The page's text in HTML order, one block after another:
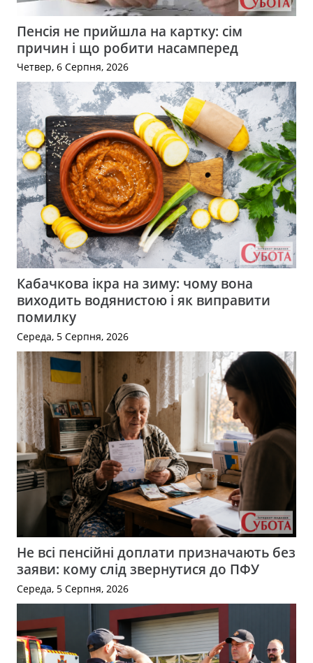
Пенсія не прийшла на картку: сім
причин і що робити насамперед
Четвер, 6 Серпня, 2026
Кабачкова ікра на зиму: чому вона
виходить водянистою і як виправити
помилку
Середа, 5 Серпня, 2026
Не всі пенсійні доплати призначають без
заяви: кому слід звернутися до ПФУ
Середа, 5 Серпня, 2026